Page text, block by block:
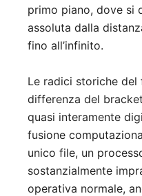
primo piano, dove si
assoluta dalla
fino all’infinito.
Le radici storiche
differenza del
quasi interamente
fusione
unico file, un
sostanzialmente
operativa normale,